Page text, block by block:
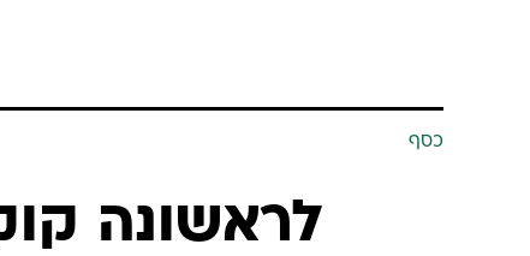
כסף
לראשונה